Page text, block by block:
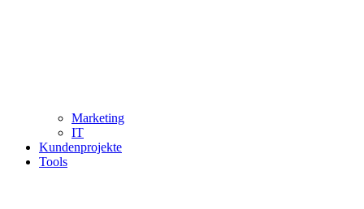
Marketing
IT
Kundenprojekte
Tools